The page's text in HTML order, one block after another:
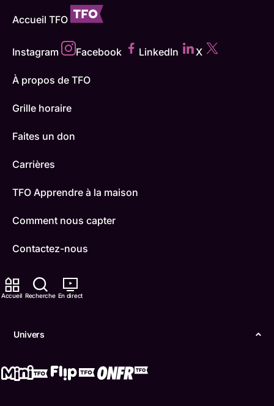
Accueil Recherche En direct
Univers
Accueil TFO
Instagram Facebook LinkedIn X
À propos de TFO
Grille horaire
Faites un don
Carrières
TFO Apprendre à la maison
Comment nous capter
Contactez-nous
ONFR
Boukili